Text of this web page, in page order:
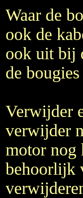
Waar de
ook de
ook uit bij
de
Verwijder
verwijder
motor nog
behoorlijk